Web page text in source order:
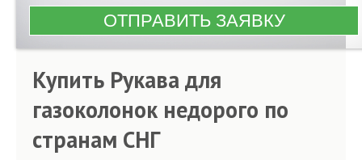
Купить Рукава для
газоколонок недорого по
странам СНГ